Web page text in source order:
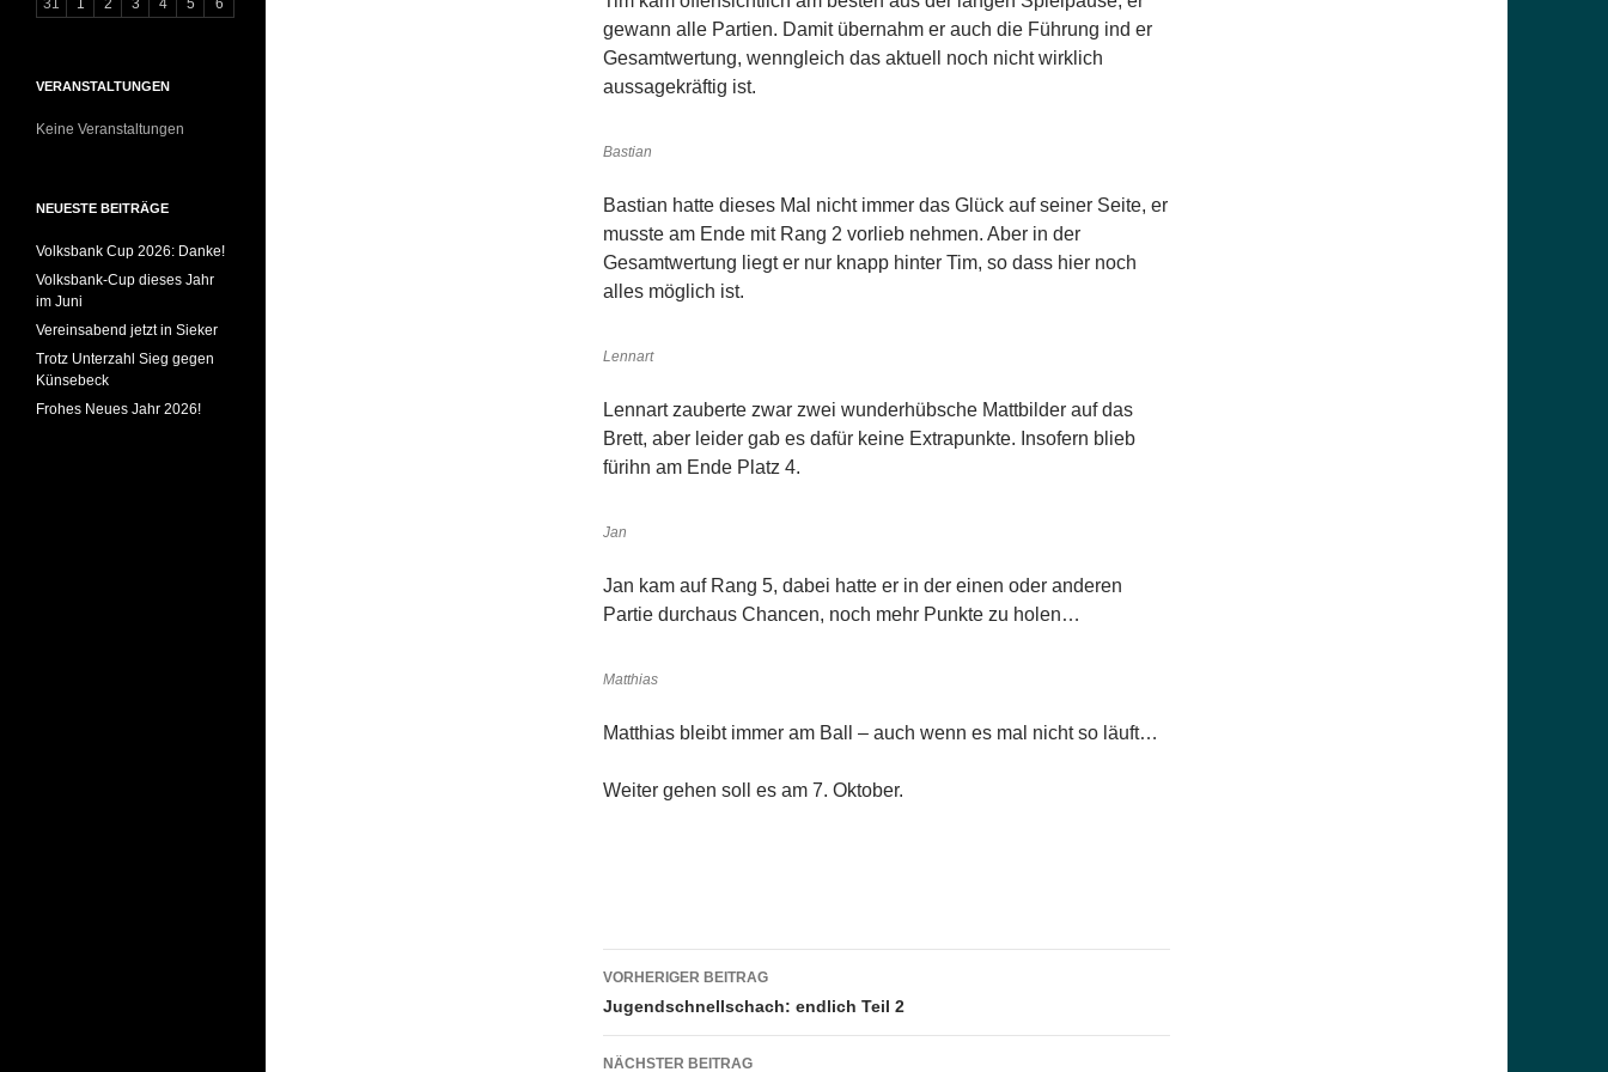
gewann alle Partien. Damit übernahm er auch die Führung ind er
Gesamtwertung, wenngleich das aktuell noch nicht wirklich
aussagekräftig ist.
Bastian
Bastian hatte dieses Mal nicht immer das Glück auf seiner Seite, er
musste am Ende mit Rang 2 vorlieb nehmen. Aber in der
Gesamtwertung liegt er nur knapp hinter Tim, so dass hier noch
alles möglich ist.
Lennart
Lennart zauberte zwar zwei wunderhübsche Mattbilder auf das
Brett, aber leider gab es dafür keine Extrapunkte. Insofern blieb
fürihn am Ende Platz 4.
Jan
Jan kam auf Rang 5, dabei hatte er in der einen oder anderen
Partie durchaus Chancen, noch mehr Punkte zu holen…
Matthias
Matthias bleibt immer am Ball – auch wenn es mal nicht so läuft…
Weiter gehen soll es am 7. Oktober.
Beitragsnavigation
VORHERIGER BEITRAG
Jugendschnellschach: endlich Teil 2
NÄCHSTER BEITRAG
VERANSTALTUNGEN
Keine Veranstaltungen
NEUESTE BEITRÄGE
Volksbank Cup 2026: Danke!
Volksbank-Cup dieses Jahr
im Juni
Vereinsabend jetzt in Sieker
Trotz Unterzahl Sieg gegen
Künsebeck
Frohes Neues Jahr 2026!